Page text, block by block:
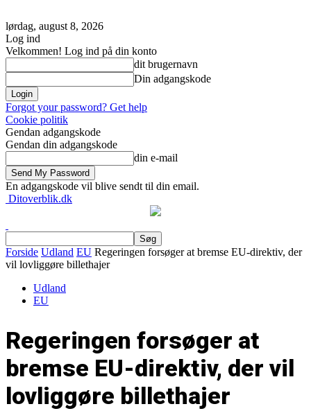
lørdag, august 8, 2026
Log ind
Velkommen! Log ind på din konto
dit brugernavn
Din adgangskode
Forgot your password? Get help
Cookie politik
Gendan adgangskode
Gendan din adgangskode
din e-mail
En adgangskode vil blive sendt til din email.
Ditoverblik.dk
Forside Udland EU Regeringen forsøger at bremse EU-direktiv, der
vil lovliggøre billethajer
Udland
EU
Regeringen forsøger at
bremse EU-direktiv, der vil
lovliggøre billethajer